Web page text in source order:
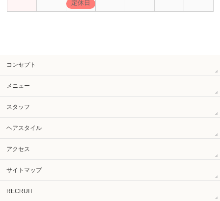
定休日
コンセプト
メニュー
スタッフ
ヘアスタイル
アクセス
サイトマップ
RECRUIT